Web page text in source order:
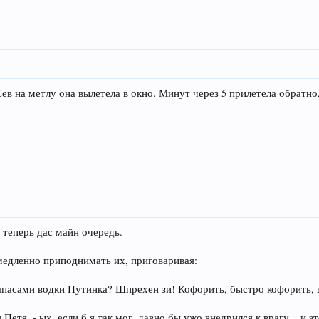
на метлу она вылетела в окно. Минут через 5 прилетела
дас майн очередь.
приподнимать их, приговаривая:
водки Путинка? Шпрехен зи! Кофорить, быстро